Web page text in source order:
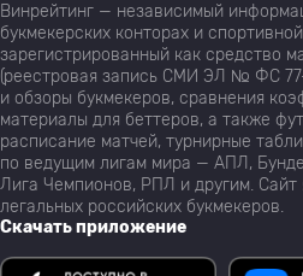
Винрейтинг — независимый
букмекерских конторах и
зарегистрированный как средство
(реестровая запись СМИ ЭЛ № ФС
и обзоры букмекеров, сравнения
материалы для беттеров, а также
расписание матчей, турнирные
по ведущим лигам мира — АПЛ,
Лига Чемпионов, РПЛ и другим. Сайт
легальных российских букмекеров.
Скачать приложение